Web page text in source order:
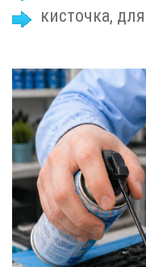
кисточка,